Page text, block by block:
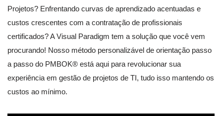
Projetos? Enfrentando curvas de aprendizado acentuadas e
custos crescentes com a contratação de profissionais
certificados? A Visual Paradigm tem a solução que você vem
procurando! Nosso método personalizável de orientação passo
a passo do PMBOK® está aqui para revolucionar sua
experiência em gestão de projetos de TI, tudo isso mantendo os
custos ao mínimo.